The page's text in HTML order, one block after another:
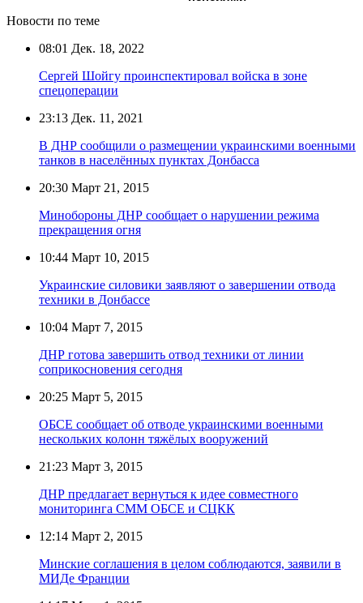
Новости по теме
08:01 Дек. 18, 2022
Сергей Шойгу проинспектировал войска в зоне
спецоперации
23:13 Дек. 11, 2021
В ДНР сообщили о размещении украинскими военными
танков в населённых пунктах Донбасса
20:30 Март 21, 2015
Минобороны ДНР сообщает о нарушении режима
прекращения огня
10:44 Март 10, 2015
Украинские силовики заявляют о завершении отвода
техники в Донбассе
10:04 Март 7, 2015
ДНР готова завершить отвод техники от линии
соприкосновения сегодня
20:25 Март 5, 2015
ОБСЕ сообщает об отводе украинскими военными
нескольких колонн тяжёлых вооружений
21:23 Март 3, 2015
ДНР предлагает вернуться к идее совместного
мониторинга СММ ОБСЕ и СЦКК
12:14 Март 2, 2015
Минские соглашения в целом соблюдаются, заявили в
МИДе Франции